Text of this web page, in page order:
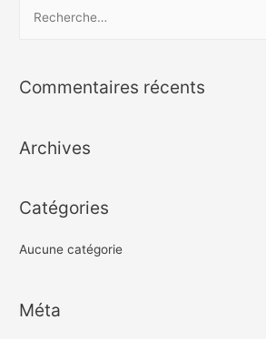
Commentaires récents
Archives
Catégories
Aucune catégorie
Méta